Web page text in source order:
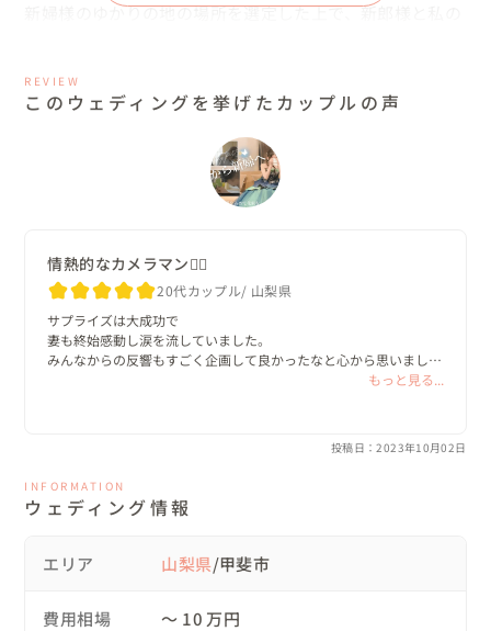
新婦様のゆかりの地の場所を選定した上で、新郎様と私の
がら、二人で構成を考え、ご協力して頂けたご友人様達と
和気あいあいと常に笑いが生まれながら和やかな雰囲気で
各ポイントの撮影時間は３０分から１時間程度でしたが、
でする仲になり
今日が初めましてとは思えないくらい濃厚な一日でした。
▽当日の流れ
12:30　お昼休憩
14:00　中学校、高校、短大撮影
18:00　バイト先撮影
REVIEW
このウェディングを挙げたカップルの声
情熱的なカメラマン❤️‍🔥
20代カップル 山梨県
サプライズは大成功で
妻も終始感動し涙を流していました。
みんなからの反響もすごく企画して良かったなと心から思いまし
私の多くの要望を聞いて下さり、全て叶えて頂いただけでなく、栗
本さんの撮影時間など関係なく妥協しない一生懸命さ、私の事を思
ってくれた行動に感極まりました。
妻は今日仕事に行く際も車の中で
また、栗本さんとは
もっと見る...
投稿日：2023年10月02日
INFORMATION
ウェディング情報
エリア 山梨県/甲斐市
費用相場 〜 10 万円